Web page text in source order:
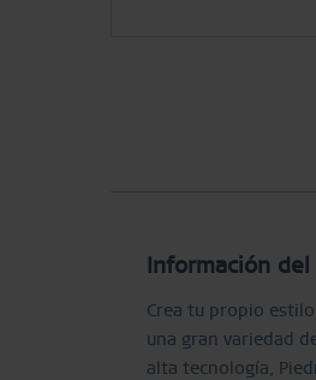
Información
Crea tu propio estilo
una gran variedad
alta tecnología,